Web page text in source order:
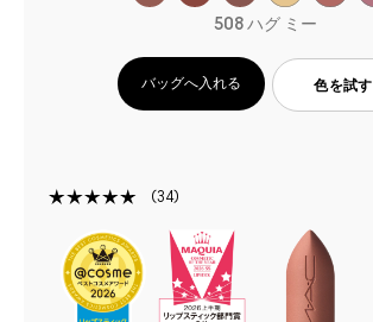
508 ハグ ミー
バッグへ入れる 色を試す
34